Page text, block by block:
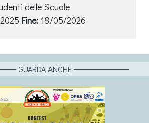
delle Scuole
Fine: 18/05/2026
GUARDA ANCHE